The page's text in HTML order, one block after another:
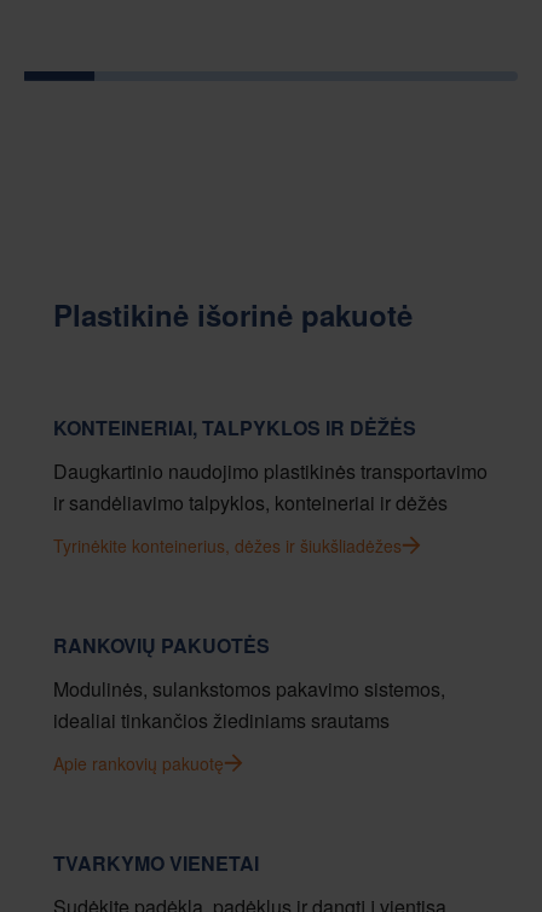
Plastikinė išorinė pakuotė
KONTEINERIAI, TALPYKLOS IR DĖŽĖS
Daugkartinio naudojimo plastikinės transportavimo
ir sandėliavimo talpyklos, konteineriai ir dėžės
Tyrinėkite konteinerius, dėžes ir šiukšliadėžes
RANKOVIŲ PAKUOTĖS
Modulinės, sulankstomos pakavimo sistemos,
idealiai tinkančios žiediniams srautams
Apie rankovių pakuotę
TVARKYMO VIENETAI